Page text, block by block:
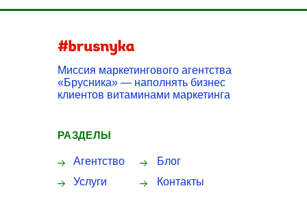
Миссия маркетингового агентства
«Брусника» — наполнять бизнес
клиентов витаминами маркетинга
РАЗДЕЛЫ
Агентство
Услуги
Контакты
Блог